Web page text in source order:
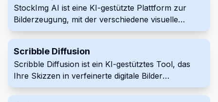
Umgebungen.
StockImg AI ist eine KI-gestützte Plattform zur
Bilderzeugung, mit der verschiedene visuelle
Inhalte erstellt werden können, darunter Logos,
benutzerfreundliche Plattform hilft sowohl
Fachleuten als auch Einzelpersonen, auf einfache
Weise hochwertige Bilder zu erstellen.
Scribble Diffusion
Scribble Diffusion ist ein KI-gestütztes Tool, das
Ihre Skizzen in verfeinerte digitale Bilder
verwandelt. Indem Sie Ihrer Skizze eine